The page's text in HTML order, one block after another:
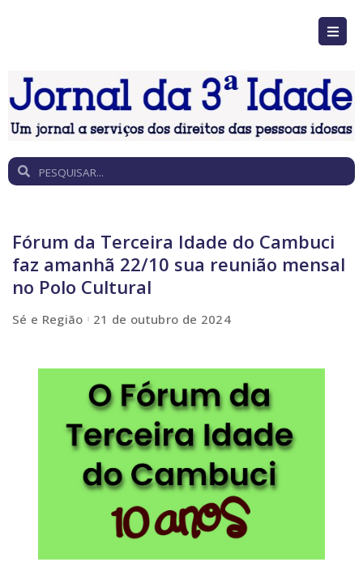
Fórum da Terceira Idade do Cambuci
faz amanhã 22/10 sua reunião mensal
no Polo Cultural
Sé e Região 21 de outubro de 2024